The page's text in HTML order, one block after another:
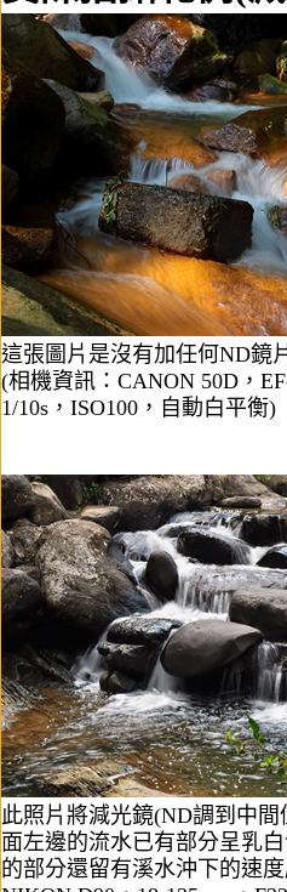
這張圖片是沒有加任何ND鏡
(相機資訊：CANON 50D，
1/10s，ISO100，自動白平衡)
此照片將減光鏡(ND調到中
面左邊的流水已有部分呈乳
的部分還留有溪水沖下的速度